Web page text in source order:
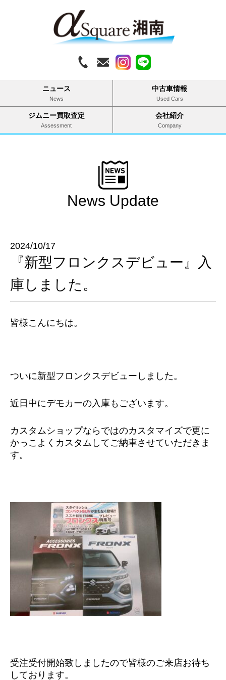
ニュース
News
中古車情報
Used Cars
ジムニー買取査定
Assessment
会社紹介
Company
News Update
2024/10/17
『新型フロンクスデビュー』入
庫しました。
皆様こんにちは。
ついに新型フロンクスデビューしました。
近日中にデモカーの入庫もございます。
カスタムショップならではのカスタマイズで更に
かっこよくカスタムしてご納車させていただきま
す。
受注受付開始致しましたので皆様のご来店お待ち
しております。